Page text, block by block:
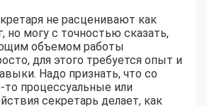
не расценивают как
но могу с точностью сказать,
объемом работы
для этого требуется опыт и
Надо признать, что со
процессуальные или
секретарь делает, как